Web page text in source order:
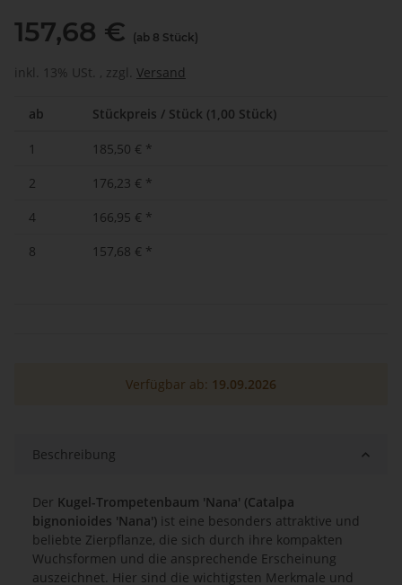
157,68 € (ab 8 Stück)
inkl. 13% USt. , zzgl. Versand
ab Stückpreis / Stück (1,00 Stück)
1 185,50 € *
2
176,23 € *
4
166,95 € *
8
157,68 € *
Verfügbar ab: 19.09.2026
Beschreibung
Der Kugel-Trompetenbaum 'Nana' (Catalpa
bignonioides 'Nana') ist eine besonders attraktive und
beliebte Zierpflanze, die sich durch ihre kompakten
Wuchsformen und die ansprechende Erscheinung
auszeichnet. Hier sind die wichtigsten Merkmale und